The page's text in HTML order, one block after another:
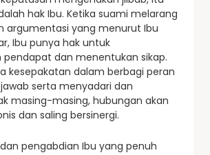
hak Ibu. Ketika suami melarang
argumentasi yang menurut Ibu
Ibu punya hak untuk
dan menentukan sikap.
kesepakatan dalam berbagi peran
serta menyadari dan
masing-masing, hubungan akan
dan saling bersinergi.
pengabdian Ibu yang penuh